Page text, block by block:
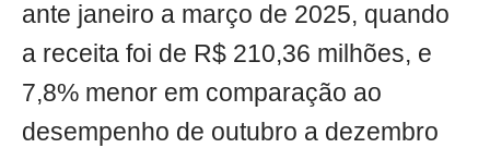
ante janeiro a março de 2025, quando
a receita foi de R$ 210,36 milhões, e
7,8% menor em comparação ao
desempenho de outubro a dezembro